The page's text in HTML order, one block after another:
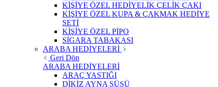
KİŞİYE ÖZEL HEDİYELİK ÇELİK ÇAKI
KİŞİYE ÖZEL KUPA & ÇAKMAK HEDİYE
SETİ
KİŞİYE ÖZEL PİPO
SİGARA TABAKASI
ARABA HEDİYELERİ
Geri Dön
ARABA HEDİYELERİ
ARAÇ YASTIĞI
DİKİZ AYNA SÜSÜ